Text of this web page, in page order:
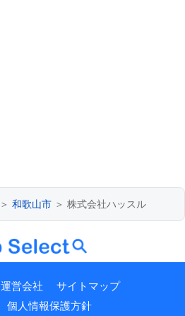
＞ 和歌山市 ＞ 株式会社ハッスル
運営会社
サイトマップ
個人情報保護方針